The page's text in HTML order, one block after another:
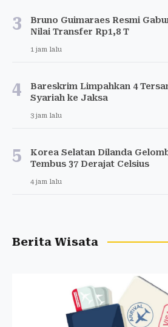
3
Bruno Guimaraes Resmi
Nilai Transfer Rp1,8 T
1 jam lalu
4
Bareskrim Limpahkan 4
Syariah ke Jaksa
3 jam lalu
5
Korea Selatan Dilanda
Tembus 37 Derajat Celsius
4 jam lalu
Berita Wisata